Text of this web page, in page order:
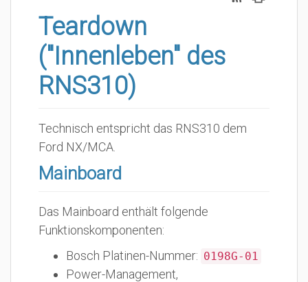
Teardown
("Innenleben" des
RNS310)
Technisch entspricht das RNS310 dem
Ford NX/MCA.
Mainboard
Das Mainboard enthält folgende
Funktionskomponenten:
Bosch Platinen-Nummer: 0198G-01
Power-Management,